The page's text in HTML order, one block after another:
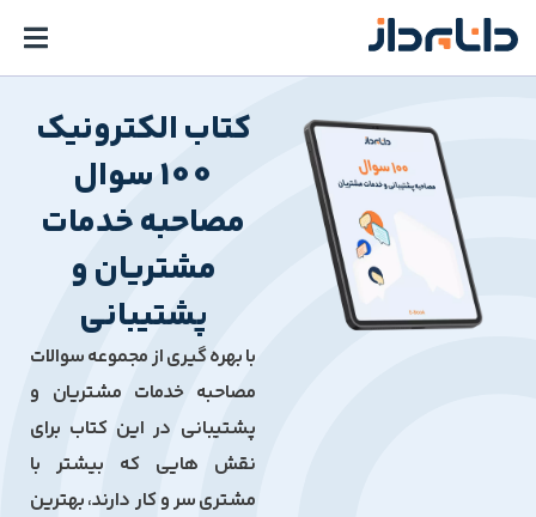
کتاب الکترونیک
100 سوال
مصاحبه خدمات
مشتریان و
پشتیبانی
با بهره گیری از مجموعه سوالات
مصاحبه خدمات مشتریان و
پشتیبانی در این کتاب برای
نقش هایی که بیشتر با
مشتری سر و کار دارند، بهترین